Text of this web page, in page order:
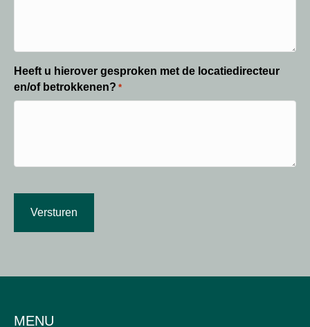
Heeft u hierover gesproken met de locatiedirecteur
en/of betrokkenen? *
MENU